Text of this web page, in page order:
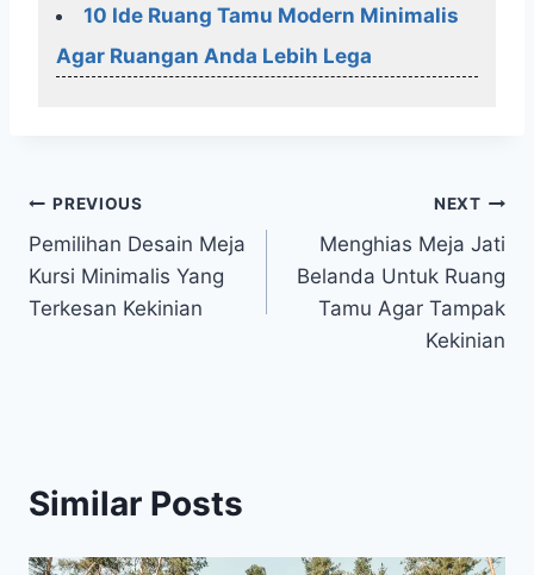
10 Ide Ruang Tamu Modern Minimalis
Agar Ruangan Anda Lebih Lega
Post
navigation
PREVIOUS
Pemilihan Desain Meja
Kursi Minimalis Yang
Terkesan Kekinian
NEXT
Menghias Meja Jati
Belanda Untuk Ruang
Tamu Agar Tampak
Kekinian
Similar Posts